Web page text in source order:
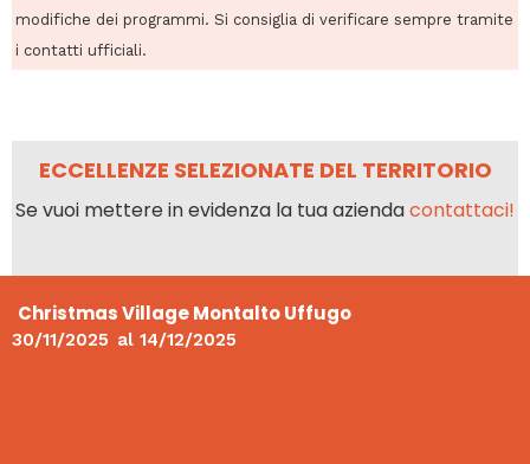
modifiche dei programmi. Si consiglia di verificare sempre tramite
i contatti ufficiali.
ECCELLENZE SELEZIONATE DEL TERRITORIO
Se vuoi mettere in evidenza la tua aziendacontattaci!
Christmas Village Montalto Uffugo
30/11/2025 al 14/12/2025